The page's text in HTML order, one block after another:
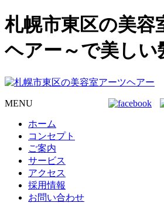
札幌市東区の美
ヘアー～で美しい
MENU
ホーム
コンセプト
ご案内
サービス
アクセス
採用情報
お問い合わせ